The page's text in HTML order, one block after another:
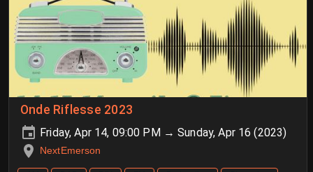
Onde Riflesse 2023
Friday, Apr 14, 09:00 PM → Sunday, Apr 16 (2023)
NextEmerson